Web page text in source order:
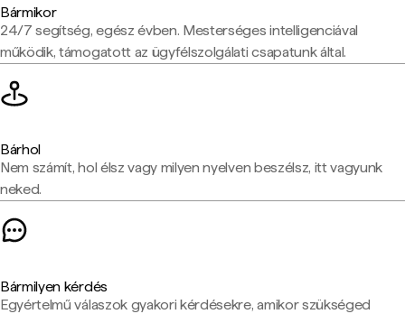
Bármikor
24/7 segítség, egész évben. Mesterséges intelligenciával
működik, támogatott az ügyfélszolgálati csapatunk által.
Bárhol
Nem számít, hol élsz vagy milyen nyelven beszélsz, itt vagyunk
neked.
Bármilyen kérdés
Egyértelmű válaszok gyakori kérdésekre, amikor szükséged